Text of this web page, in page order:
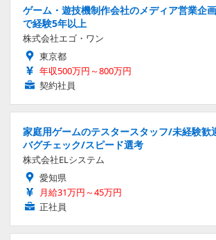
ゲーム・遊技機制作会社のメディア営業企
で経験5年以上
株式会社エゴ・ワン
東京都
年収500万円～800万円
契約社員
家庭用ゲームのテスタースタッフ/未経験歓
バグチェック/スピード選考
株式会社ELシステム
愛知県
月給31万円～45万円
正社員